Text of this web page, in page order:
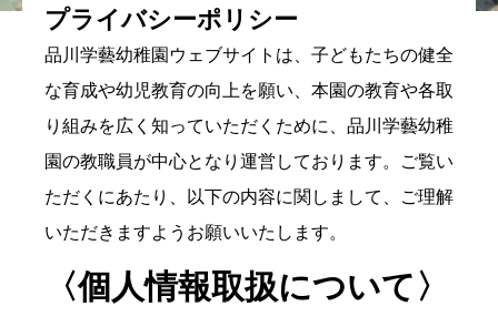
プライバシーポリシー
品川学藝幼稚園ウェブサイトは、子どもたちの健全
な育成や幼児教育の向上を願い、本園の教育や各取
り組みを広く知っていただくために、品川学藝幼稚
園の教職員が中心となり運営しております。ご覧い
ただくにあたり、以下の内容に関しまして、ご理解
いただきますようお願いいたします。
〈個人情報取扱について〉